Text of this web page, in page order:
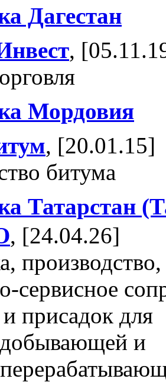
Дагестан
,
Мордовия
, [20.01.15]
битума
Татарстан
, [24.04.26]
сервисное
и присадок для
и